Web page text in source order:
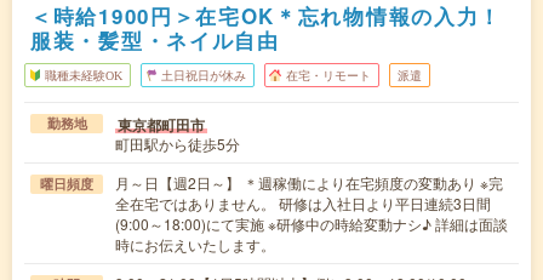
＜時給1900円＞在宅OK＊忘れ物情報の入力！
服装・髪型・ネイル自由
職種未経験OK 土日祝日が休み 在宅・リモート 派遣
勤務地 東京都町田市
町田駅から徒歩5分
曜日頻度
月～日【週2日～】 ＊週稼働により在宅頻度の変動あり ※完
全在宅ではありません。 研修は入社日より平日連続3日間
(9:00～18:00)にて実施 ※研修中の時給変動ナシ♪ 詳細は面談
時にお伝えいたします。